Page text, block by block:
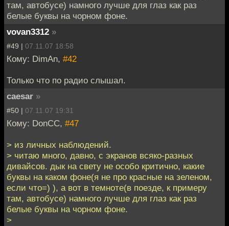
там, автобусе) намного лучше для глаз как раз
белые буквы на чорном фоне.
vovan3312 »
#49 | 07.11.07 18:58
Кому: DimAn, #42
Только что по радио слышал.
caesar »
#50 | 07.11.07 19:31
Кому: DonCC, #47
> из личных наблюдений.
> читаю много, давно, с экранов всяко-разных
дивайсов. дык на свету не особо критично, какие
буквы на каком фоне(я не про красные на зеленом,
если что=) ), а вот в темноте(в поезде, к примеру
там, автобусе) намного лучше для глаз как раз
белые буквы на чорном фоне.
>